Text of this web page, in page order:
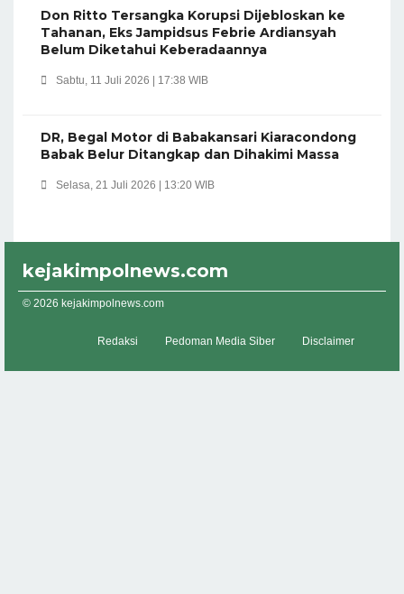
Don Ritto Tersangka Korupsi Dijebloskan ke
Tahanan, Eks Jampidsus Febrie Ardiansyah
Belum Diketahui Keberadaannya
Sabtu, 11 Juli 2026 | 17:38 WIB
DR, Begal Motor di Babakansari Kiaracondong
Babak Belur Ditangkap dan Dihakimi Massa
Selasa, 21 Juli 2026 | 13:20 WIB
kejakimpolnews.com
© 2026 kejakimpolnews.com
Redaksi Pedoman Media Siber Disclaimer